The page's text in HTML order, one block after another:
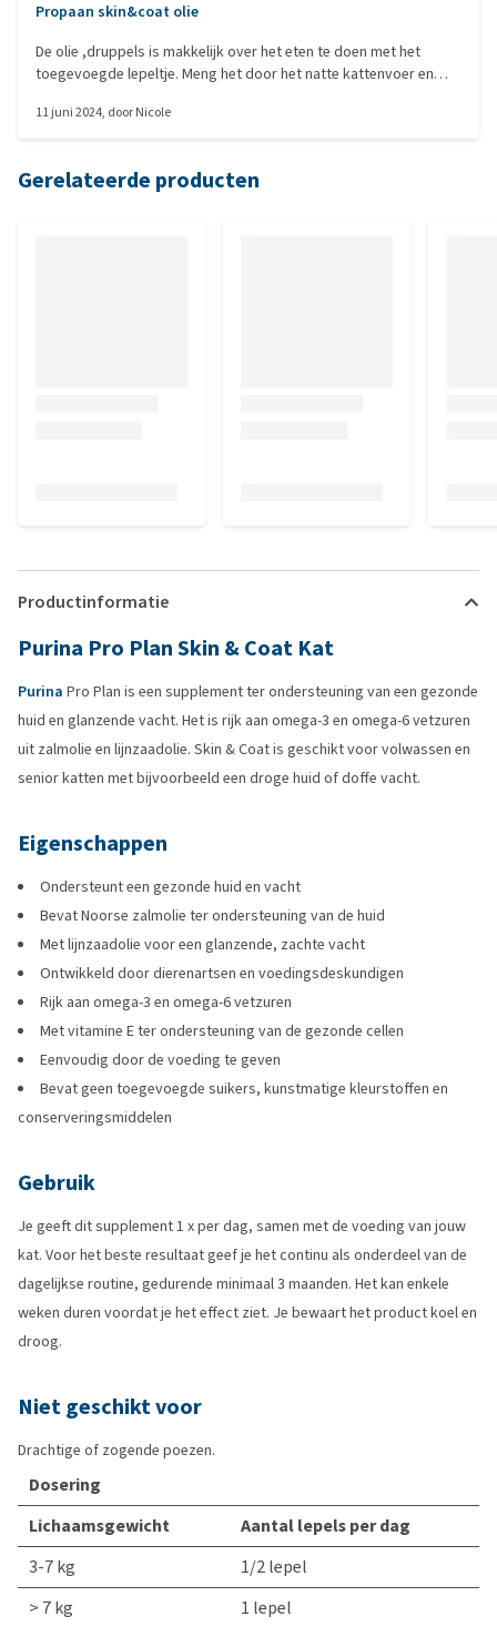
Propaan skin&coat olie
De olie ,druppels is makkelijk over het eten te doen met het
toegevoegde lepeltje. Meng het door het natte kattenvoer en
kale plekjes had.
11 juni 2024, doorNicole
Gerelateerde producten
Productinformatie
Purina Pro Plan Skin & Coat Kat
Purina Pro Plan is een supplement ter ondersteuning van een gezonde
huid en glanzende vacht. Het is rijk aan omega-3 en omega-6 vetzuren
uit zalmolie en lijnzaadolie. Skin & Coat is geschikt voor volwassen en
senior katten met bijvoorbeeld een droge huid of doffe vacht.
Eigenschappen
Ondersteunt een gezonde huid en vacht
Bevat Noorse zalmolie ter ondersteuning van de huid
Met lijnzaadolie voor een glanzende, zachte vacht
Ontwikkeld door dierenartsen en voedingsdeskundigen
Rijk aan omega-3 en omega-6 vetzuren
Met vitamine E ter ondersteuning van de gezonde cellen
Eenvoudig door de voeding te geven
Bevat geen toegevoegde suikers, kunstmatige kleurstoffen en
conserveringsmiddelen
Gebruik
Je geeft dit supplement 1 x per dag, samen met de voeding van jouw
kat. Voor het beste resultaat geef je het continu als onderdeel van de
dagelijkse routine, gedurende minimaal 3 maanden. Het kan enkele
weken duren voordat je het effect ziet. Je bewaart het product koel en
droog.
Niet geschikt voor
Drachtige of zogende poezen.
Dosering
Lichaamsgewicht
Aantal lepels per dag
3-7 kg
1/2 lepel
> 7 kg
1 lepel